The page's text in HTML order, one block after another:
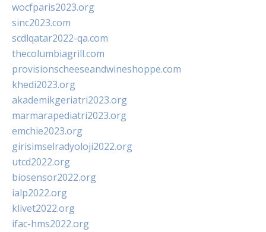
wocfparis2023.org
sinc2023.com
scdlqatar2022-qa.com
thecolumbiagrill.com
provisionscheeseandwineshoppe.com
khedi2023.org
akademikgeriatri2023.org
marmarapediatri2023.org
emchie2023.org
girisimselradyoloji2022.org
utcd2022.org
biosensor2022.org
ialp2022.org
klivet2022.org
ifac-hms2022.org